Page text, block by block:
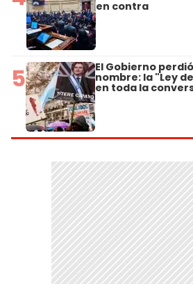
en contra
5 El Gobierno
nombre: la "Ley
en toda la